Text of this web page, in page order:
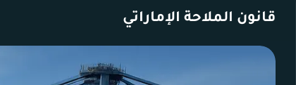
قانون الملاحة الإماراتي